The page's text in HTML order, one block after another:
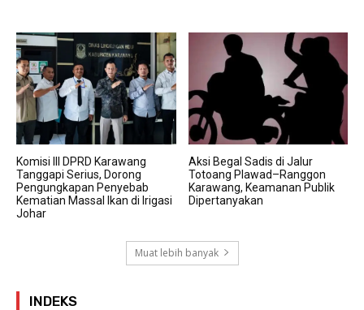
Komisi III DPRD Karawang
Tanggapi Serius, Dorong
Pengungkapan Penyebab
Kematian Massal Ikan di Irigasi
Johar
Aksi Begal Sadis di Jalur
Totoang Plawad–Ranggon
Karawang, Keamanan Publik
Dipertanyakan
Muat lebih banyak
INDEKS